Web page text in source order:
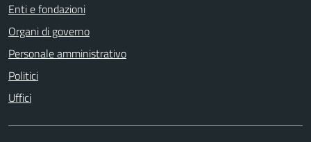
Enti e fondazioni
Organi di governo
Personale amministrativo
Politici
Uffici